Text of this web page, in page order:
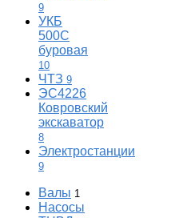
9
УКБ
500С
буровая
10
ЧТЗ 9
ЭС4226
Ковровский
экскаватор
8
Электростанции
9
Валы 1
Насосы